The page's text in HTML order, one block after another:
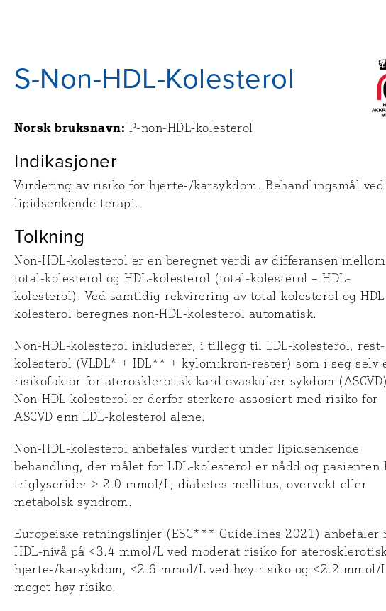
S-Non-HDL-Kolesterol
Norsk bruksnavn: P-non-HDL-kolesterol
Indikasjoner
Vurdering av risiko for hjerte-/karsykdom. Behandlingsmål ved
lipidsenkende terapi.
Tolkning
Non-HDL-kolesterol er en beregnet verdi av differansen mellom
total-kolesterol og HDL-kolesterol (total-kolesterol – HDL-
kolesterol). Ved samtidig rekvirering av total-kolesterol og
kolesterol beregnes non-HDL-kolesterol automatisk.
Non-HDL-kolesterol inkluderer, i tillegg til LDL-kolesterol, rest-
kolesterol (VLDL* + IDL** + kylomikron-rester) som i seg selv
risikofaktor for aterosklerotisk kardiovaskulær sykdom
Non-HDL-kolesterol er derfor sterkere assosiert med risiko for
ASCVD enn LDL-kolesterol alene.
Non-HDL-kolesterol anbefales vurdert under lipidsenkende
behandling, der målet for LDL-kolesterol er nådd og pasienten
triglyserider > 2.0 mmol/L, diabetes mellitus, overvekt eller
metabolsk syndrom.
Europeiske retningslinjer (ESC*** Guidelines 2021) anbefaler
HDL-nivå på <3.4 mmol/L ved moderat risiko for
hjerte-/karsykdom, <2.6 mmol/L ved høy risiko og <2.2 mmol/
meget høy risiko.